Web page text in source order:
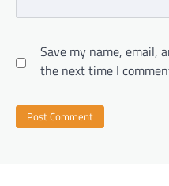
Save my name, email,
the next time I